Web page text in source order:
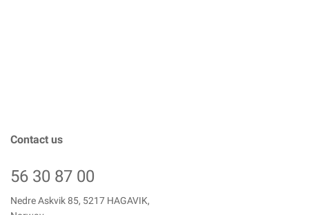
Contact us
56 30 87 00
Nedre Askvik 85, 5217 HAGAVIK,